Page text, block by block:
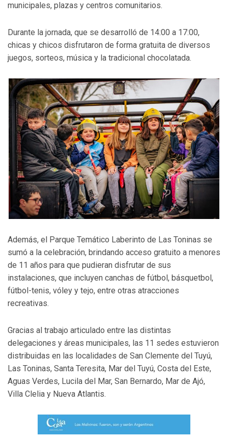
municipales, plazas y centros comunitarios.
Durante la jornada, que se desarrolló de 14:00 a 17:00,
chicas y chicos disfrutaron de forma gratuita de diversos
juegos, sorteos, música y la tradicional chocolatada.
Además, el Parque Temático Laberinto de Las Toninas se
sumó a la celebración, brindando acceso gratuito a menores
de 11 años para que pudieran disfrutar de sus
instalaciones, que incluyen canchas de fútbol, básquetbol,
fútbol-tenis, vóley y tejo, entre otras atracciones
recreativas.
Gracias al trabajo articulado entre las distintas
delegaciones y áreas municipales, las 11 sedes estuvieron
distribuidas en las localidades de San Clemente del Tuyú,
Las Toninas, Santa Teresita, Mar del Tuyú, Costa del Este,
Aguas Verdes, Lucila del Mar, San Bernardo, Mar de Ajó,
Villa Clelia y Nueva Atlantis.